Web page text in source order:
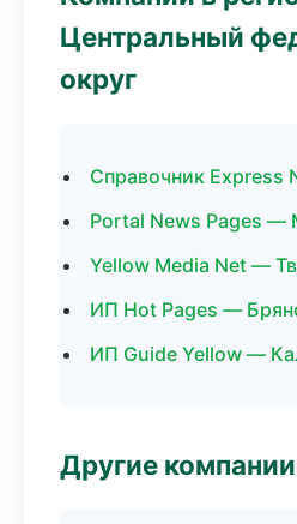
Центральный
округ
Справочник Express
Portal News Pages —
Yellow Media Net —
ИП Hot Pages —
ИП Guide Yellow —
Другие компании